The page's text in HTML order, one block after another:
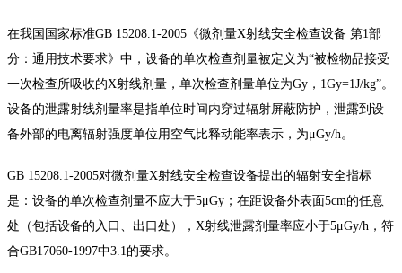
在我国国家标准GB 15208.1-2005《微剂量X射线安全检查设备 第1部
分：通用技术要求》中，设备的单次检查剂量被定义为“被检物品接受
一次检查所吸收的X射线剂量，单次检查剂量单位为Gy，1Gy=1J/kg”。
设备的泄露射线剂量率是指单位时间内穿过辐射屏蔽防护，泄露到设
备外部的电离辐射强度单位用空气比释动能率表示，为μGy/h。
GB 15208.1-2005对微剂量X射线安全检查设备提出的辐射安全指标
是：设备的单次检查剂量不应大于5μGy；在距设备外表面5cm的任意
处（包括设备的入口、出口处），X射线泄露剂量率应小于5μGy/h，符
合GB17060-1997中3.1的要求。